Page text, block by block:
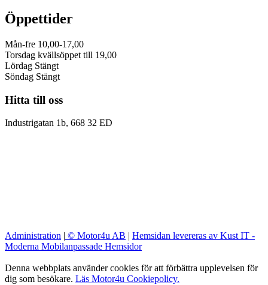
Öppettider
Mån-fre 10,00-17,00
Torsdag kvällsöppet till 19,00
Lördag Stängt
Söndag Stängt
Hitta till oss
Industrigatan 1b, 668 32 ED
Administration | © Motor4u AB | Hemsidan levereras av Kust IT -
Moderna Mobilanpassade Hemsidor
Denna webbplats använder cookies för att förbättra upplevelsen för
dig som besökare. Läs Motor4u Cookiepolicy.